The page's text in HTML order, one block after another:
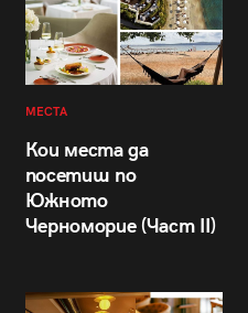
МЕСТА
Кои места да
посетиш по
Южното
Черноморие (Част II)